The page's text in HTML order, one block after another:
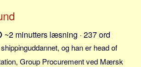
~2 minutters læsning · 237 ord
og han er head of
Group Procurement ved Mærsk